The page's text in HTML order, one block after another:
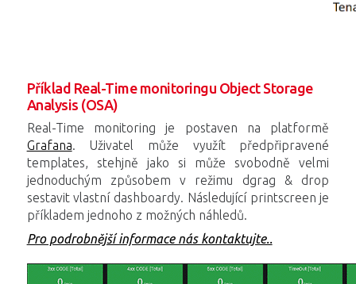
Příklad Real-Time monitoringu Object Storage
Analysis (OSA)
Real-Time monitoring je postaven na platformě
Grafana. Uživatel může využít předpřipravené
templates, stehjně jako si může svobodně velmi
jednoduchým způsobem v režimu dgrag & drop
sestavit vlastní dashboardy. Následující printscreen je
příkladem jednoho z možných náhledů.
Pro podrobnější informace nás kontaktujte..